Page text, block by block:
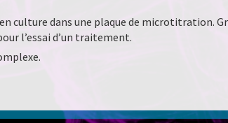
culture dans une plaque de microtitration.
l’essai d’un traitement.